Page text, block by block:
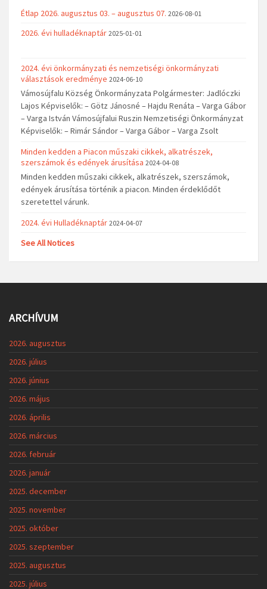
Étlap 2026. augusztus 03. – augusztus 07. 2026-08-01
2026. évi hulladéknaptár 2025-01-01
2024. évi önkormányzati és nemzetiségi önkormányzati
választások eredménye 2024-06-10
Vámosújfalu Község Önkormányzata Polgármester: Jadlóczki
Lajos Képviselők: – Götz Jánosné – Hajdu Renáta – Varga Gábor
– Varga István Vámosújfalui Ruszin Nemzetiségi Önkormányzat
Képviselők: – Rimár Sándor – Varga Gábor – Varga Zsolt
Minden kedden a Piacon műszaki cikkek, alkatrészek,
szerszámok és edények árusítása 2024-04-08
Minden kedden műszaki cikkek, alkatrészek, szerszámok,
edények árusítása történik a piacon. Minden érdeklődőt
szeretettel várunk.
2024. évi Hulladéknaptár 2024-04-07
See All Notices
ARCHÍVUM
2026. augusztus
2026. július
2026. június
2026. május
2026. április
2026. március
2026. február
2026. január
2025. december
2025. november
2025. október
2025. szeptember
2025. augusztus
2025. július